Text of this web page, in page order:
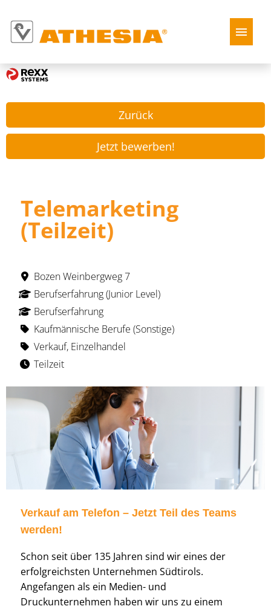
Deutsch
Jobs
Über Athesia
Zurück
Jetzt bewerben!
Telemarketing
(Teilzeit)
Bozen Weinbergweg 7
Berufserfahrung (Junior Level)
Berufserfahrung
Kaufmännische Berufe (Sonstige)
Verkauf, Einzelhandel
Teilzeit
Verkauf am Telefon – Jetzt Teil des Teams
werden!
Schon seit über 135 Jahren sind wir eines der
erfolgreichsten Unternehmen Südtirols.
Angefangen als ein Medien- und
Druckunternehmen haben wir uns zu einem